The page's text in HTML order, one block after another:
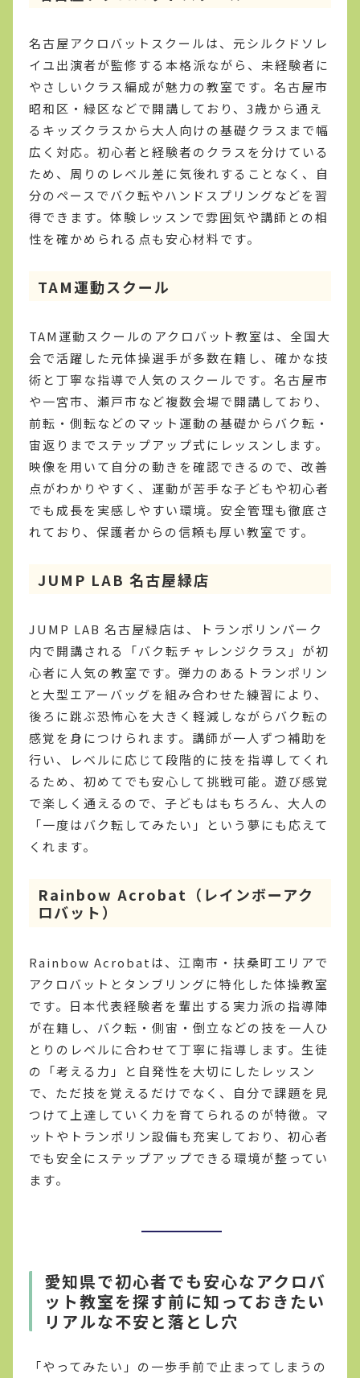
名古屋アクロバットスクールは、元シルクドソレ
イユ出演者が監修する本格派ながら、未経験者に
やさしいクラス編成が魅力の教室です。名古屋市
昭和区・緑区などで開講しており、3歳から通え
るキッズクラスから大人向けの基礎クラスまで幅
広く対応。初心者と経験者のクラスを分けている
ため、周りのレベル差に気後れすることなく、自
分のペースでバク転やハンドスプリングなどを習
得できます。体験レッスンで雰囲気や講師との相
性を確かめられる点も安心材料です。
TAM運動スクール
TAM運動スクールのアクロバット教室は、全国大
会で活躍した元体操選手が多数在籍し、確かな技
術と丁寧な指導で人気のスクールです。名古屋市
や一宮市、瀬戸市など複数会場で開講しており、
前転・側転などのマット運動の基礎からバク転・
宙返りまでステップアップ式にレッスンします。
映像を用いて自分の動きを確認できるので、改善
点がわかりやすく、運動が苦手な子どもや初心者
でも成長を実感しやすい環境。安全管理も徹底さ
れており、保護者からの信頼も厚い教室です。
JUMP LAB 名古屋緑店
JUMP LAB 名古屋緑店は、トランポリンパーク
内で開講される「バク転チャレンジクラス」が初
心者に人気の教室です。弾力のあるトランポリン
と大型エアーバッグを組み合わせた練習により、
後ろに跳ぶ恐怖心を大きく軽減しながらバク転の
感覚を身につけられます。講師が一人ずつ補助を
行い、レベルに応じて段階的に技を指導してくれ
るため、初めてでも安心して挑戦可能。遊び感覚
で楽しく通えるので、子どもはもちろん、大人の
「一度はバク転してみたい」という夢にも応えて
くれます。
Rainbow Acrobat（レインボーアク
ロバット）
Rainbow Acrobatは、江南市・扶桑町エリアで
アクロバットとタンブリングに特化した体操教室
です。日本代表経験者を輩出する実力派の指導陣
が在籍し、バク転・側宙・倒立などの技を一人ひ
とりのレベルに合わせて丁寧に指導します。生徒
の「考える力」と自発性を大切にしたレッスン
で、ただ技を覚えるだけでなく、自分で課題を見
つけて上達していく力を育てられるのが特徴。マ
ットやトランポリン設備も充実しており、初心者
でも安全にステップアップできる環境が整ってい
ます。
愛知県で初心者でも安心なアクロバ
ット教室を探す前に知っておきたい
リアルな不安と落とし穴
「やってみたい」の一歩手前で止まってしまうの